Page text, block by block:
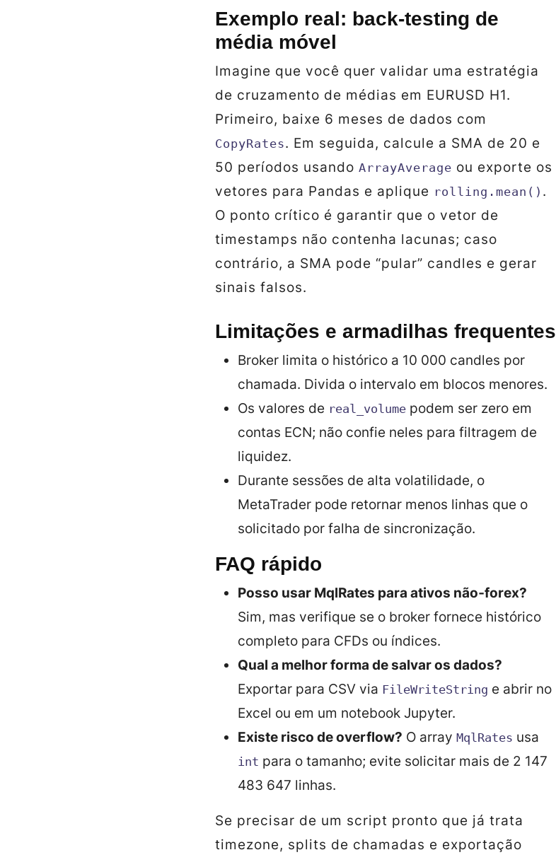
Exemplo real: back‑testing de
média móvel
Imagine que você quer validar uma estratégia
de cruzamento de médias em EURUSD H1.
Primeiro, baixe 6 meses de dados com
CopyRates. Em seguida, calcule a SMA de 20 e
50 períodos usando ArrayAverage ou exporte os
vetores para Pandas e aplique rolling.mean() .
O ponto crítico é garantir que o vetor de
timestamps não contenha lacunas; caso
contrário, a SMA pode “pular” candles e gerar
sinais falsos.
Limitações e armadilhas frequentes
Broker limita o histórico a 10 000 candles por
chamada. Divida o intervalo em blocos menores.
Os valores de real_volume podem ser zero em
contas ECN; não confie neles para filtragem de
liquidez.
Durante sessões de alta volatilidade, o
MetaTrader pode retornar menos linhas que o
solicitado por falha de sincronização.
FAQ rápido
Posso usar MqlRates para ativos não‑forex?
Sim, mas verifique se o broker fornece histórico
completo para CFDs ou índices.
Qual a melhor forma de salvar os dados?
Exportar para CSV via FileWriteString e abrir no
Excel ou em um notebook Jupyter.
Existe risco de overflow? O array MqlRates usa
int para o tamanho; evite solicitar mais de 2 147
483 647 linhas.
Se precisar de um script pronto que já trata
timezone, splits de chamadas e exportação